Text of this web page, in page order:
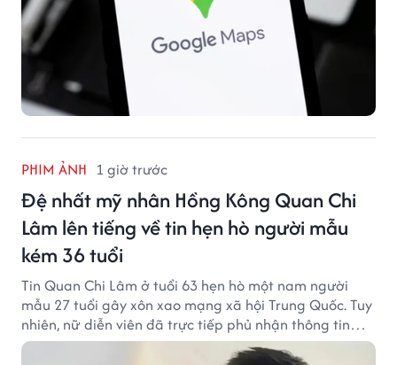
PHIM ẢNH 1 giờ trước
Đệ nhất mỹ nhân Hồng Kông Quan Chi
Lâm lên tiếng về tin hẹn hò người mẫu
kém 36 tuổi
Tin Quan Chi Lâm ở tuổi 63 hẹn hò một nam người
mẫu 27 tuổi gây xôn xao mạng xã hội Trung Quốc. Tuy
nhiên, nữ diễn viên đã trực tiếp phủ nhận thông tin
này.